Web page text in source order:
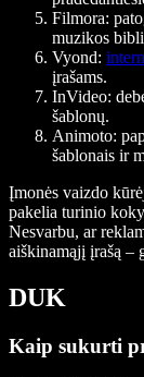
Filmora:
muzikos
Vyond:
įrašams.
InVideo:
šablonų.
Animoto:
šablonais ir
Įmonės vaizdo
pakelia turinio
Nesvarbu, ar
aiškinamąjį įrašą –
DUK
Kaip sukurti